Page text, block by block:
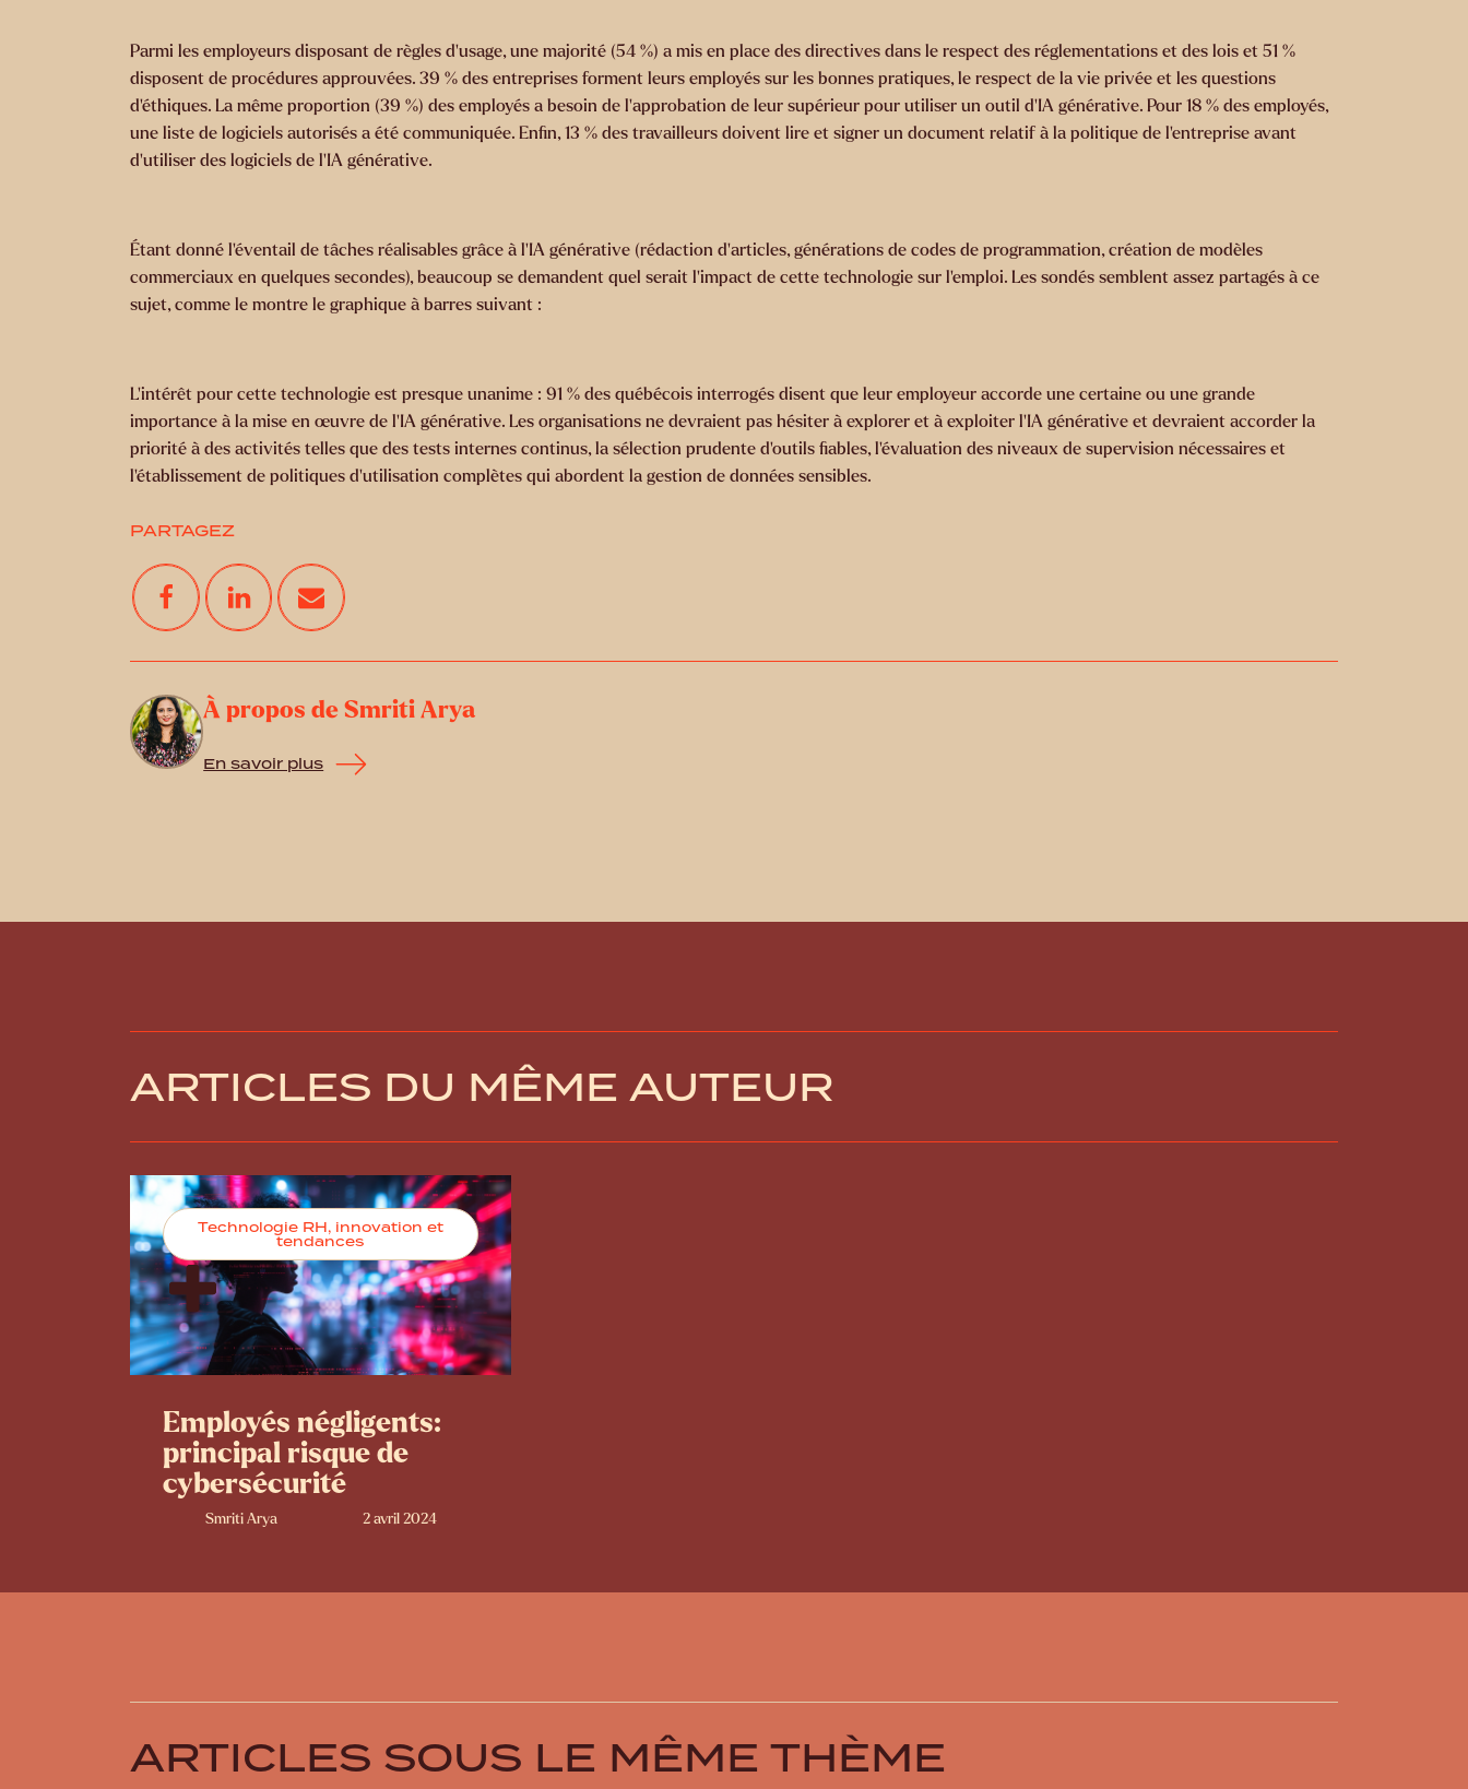
Parmi les employeurs disposant de règles d’usage, une majorité (54 %) a mis en place des directives dans le respect des réglementations et des lois et 51 %
disposent de procédures approuvées. 39 % des entreprises forment leurs employés sur les bonnes pratiques, le respect de la vie privée et les questions
d’éthiques. La même proportion (39 %) des employés a besoin de l’approbation de leur supérieur pour utiliser un outil d’IA générative. Pour 18 % des employés,
une liste de logiciels autorisés a été communiquée. Enfin, 13 % des travailleurs doivent lire et signer un document relatif à la politique de l'entreprise avant
d'utiliser des logiciels de l'IA générative.
Étant donné l’éventail de tâches réalisables grâce à l’IA générative (rédaction d’articles, générations de codes de programmation, création de modèles
commerciaux en quelques secondes), beaucoup se demandent quel serait l’impact de cette technologie sur l’emploi. Les sondés semblent assez partagés à ce
sujet, comme le montre le graphique à barres suivant :
L’intérêt pour cette technologie est presque unanime : 91 % des québécois interrogés disent que leur employeur accorde une certaine ou une grande
importance à la mise en œuvre de l’IA générative. Les organisations ne devraient pas hésiter à explorer et à exploiter l'IA générative et devraient accorder la
priorité à des activités telles que des tests internes continus, la sélection prudente d'outils fiables, l'évaluation des niveaux de supervision nécessaires et
l'établissement de politiques d'utilisation complètes qui abordent la gestion de données sensibles.
PARTAGEZ
À propos de Smriti Arya
En savoir plus
ARTICLES DU MÊME AUTEUR
Technologie RH, innovation et
tendances
Employés négligents:
principal risque de
cybersécurité
Smriti Arya 2 avril 2024
ARTICLES SOUS LE MÊME THÈME